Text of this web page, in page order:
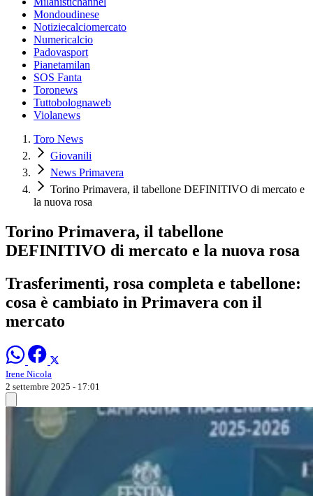
Mondoudinese
Notiziecalciomercato
Numericalcio
Padovasport
Pianetamilan
SOS Fanta
Toronews
Tuttobolognaweb
Violanews
Toro News
Giovanili
News Primavera
Torino Primavera, il tabellone DEFINITIVO di mercato e
la nuova rosa
Torino Primavera, il tabellone
DEFINITIVO di mercato e la nuova rosa
Trasferimenti, rosa completa e tabellone:
cosa è cambiato in Primavera con il
mercato
Irene Nicola
2 settembre 2025 - 17:01